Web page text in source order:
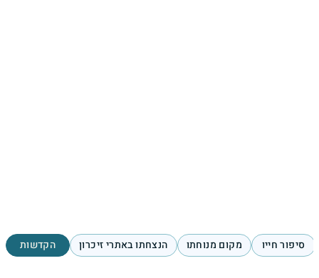
סיפור חייו מקום מנוחתו הנצחתו באתרי זיכרון הקדשות